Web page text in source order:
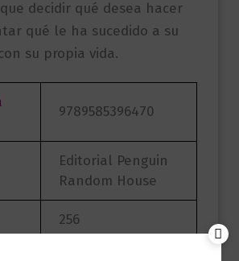
decidir qué desea hacer
qué le ha sucedido a su
su propia vida.
9789585396470
Editorial Penguin
Random House
256